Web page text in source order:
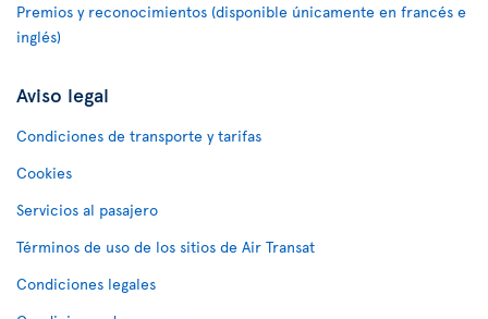
Premios y reconocimientos (disponible únicamente en francés e
inglés)
Aviso legal
Condiciones de transporte y tarifas
Cookies
Servicios al pasajero
Términos de uso de los sitios de Air Transat
Condiciones legales